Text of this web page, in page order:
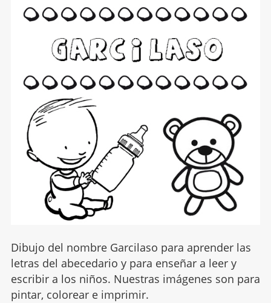
Dibujo del nombre Garcilaso para aprender las
letras del abecedario y para enseñar a leer y
escribir a los niños. Nuestras imágenes son para
pintar, colorear e imprimir.